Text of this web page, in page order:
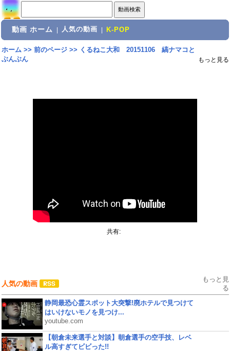
動画 ホーム 人気の動画 K-POP
ホーム>> 前のページ>> くるねこ大和 20151106 縞ナマコと
ぶんぶん
もっと見る
共有:
人気の動画
もっと見
る
静岡最恐心霊スポット大突撃!廃ホテルで見つけて
はいけないモノを見つけ...
youtube.com
【朝倉未来選手と対談】朝倉選手の空手技、レベ
ル高すぎてビビった!!